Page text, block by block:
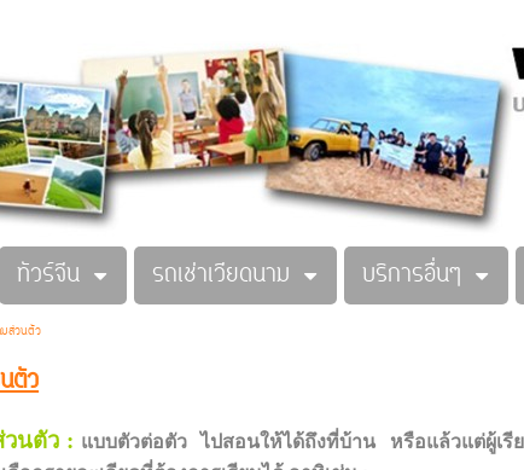
ทัวร์จีน รถเช่าเวียดนาม บริการอื่นๆ
มส่วนตัว
ตัว
วนตัว : แบบตัวต่อตัว ไปสอนให้ได้ถึงที่บ้าน หรือแล้วแต่ผู้เ